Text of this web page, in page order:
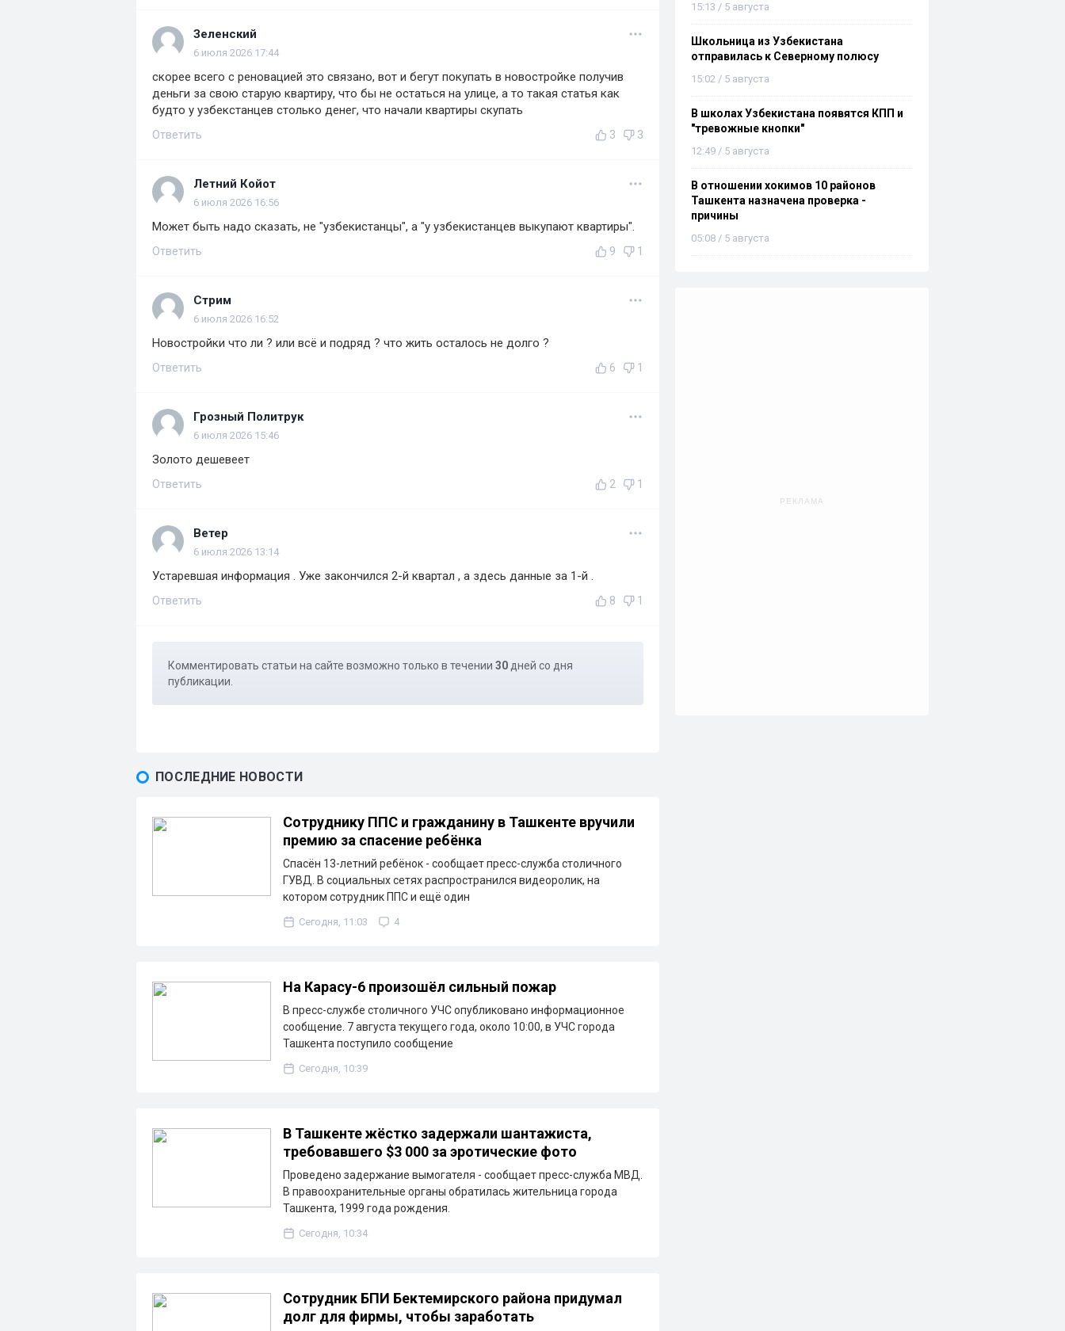
Зеленский
6 июля 2026 17:44
скорее всего с реновацией это связано, вот и бегут покупать в новостройке получив
деньги за свою старую квартиру, что бы не остаться на улице, а то такая статья как
будто у узбекстанцев столько денег, что начали квартиры скупать
Ответить 3 3
Летний Койот
6 июля 2026 16:56
Может быть надо сказать, не "узбекистанцы", а "у узбекистанцев выкупают квартиры".
Ответить 9 1
Стрим
6 июля 2026 16:52
Новостройки что ли ? или всё и подряд ? что жить осталось не долго ?
Ответить 6 1
Грозный Политрук
6 июля 2026 15:46
Золото дешевеет
Ответить 2 1
Ветер
6 июля 2026 13:14
Устаревшая информация . Уже закончился 2-й квартал , а здесь данные за 1-й .
Ответить 8 1
Комментировать статьи на сайте возможно только в течении 30 дней со дня
публикации.
ПОСЛЕДНИЕ НОВОСТИ
Сотруднику ППС и гражданину в Ташкенте вручили
премию за спасение ребёнка
Спасён 13-летний ребёнок - сообщает пресс-служба столичного
ГУВД. В социальных сетях распространился видеоролик, на
котором сотрудник ППС и ещё один
Сегодня, 11:03 4
На Карасу-6 произошёл сильный пожар
В пресс-службе столичного УЧС опубликовано информационное
сообщение. 7 августа текущего года, около 10:00, в УЧС города
Ташкента поступило сообщение
Сегодня, 10:39
В Ташкенте жёстко задержали шантажиста,
требовавшего $3 000 за эротические фото
Проведено задержание вымогателя - сообщает пресс-служба МВД.
В правоохранительные органы обратилась жительница города
Ташкента, 1999 года рождения.
Сегодня, 10:34
Сотрудник БПИ Бектемирского района придумал
долг для фирмы, чтобы заработать
15:13 / 5 августа
Школьница из Узбекистана
отправилась к Северному полюсу
15:02 / 5 августа
В школах Узбекистана появятся КПП и
"тревожные кнопки"
12:49 / 5 августа
В отношении хокимов 10 районов
Ташкента назначена проверка -
причины
05:08 / 5 августа